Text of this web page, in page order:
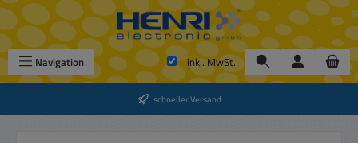
Zum Hauptinhalt springen
Navigation inkl. MwSt.
schneller Versand